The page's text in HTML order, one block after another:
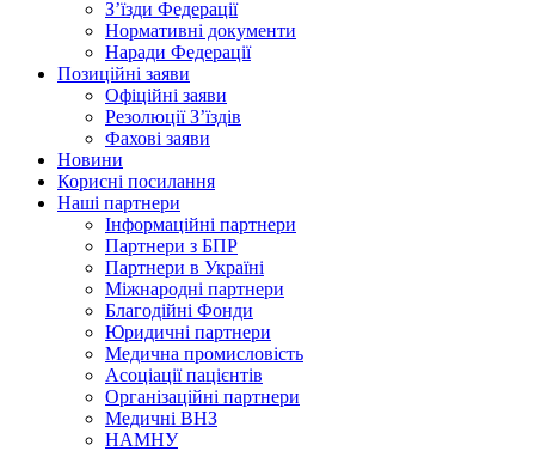
З’їзди Федерації
Нормативні документи
Наради Федерації
Позиційні заяви
Офіційні заяви
Резолюції З’їздів
Фахові заяви
Новини
Корисні посилання
Наші партнери
Інформаційні партнери
Партнери з БПР
Партнери в Україні
Міжнародні партнери
Благодійні Фонди
Юридичні партнери
Медична промисловість
Асоціації пацієнтів
Організаційні партнери
Медичні ВНЗ
НАМНУ